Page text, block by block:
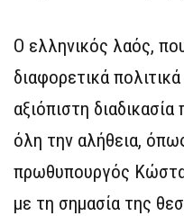
Ο ελληνικός λαός,
διαφορετικά
αξιόπιστη
όλη την αλήθεια,
πρωθυπουργός
με τη σημασία της